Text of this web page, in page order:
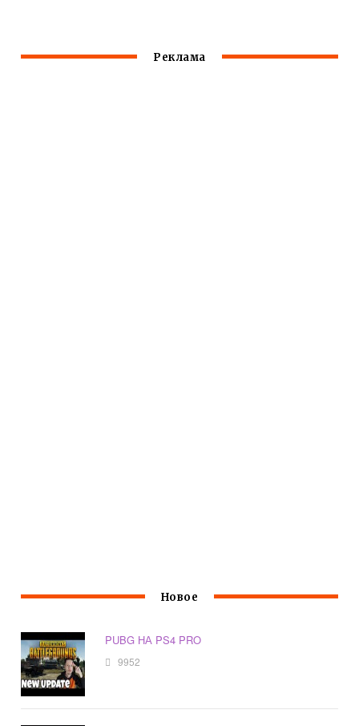
Реклама
Новое
PUBG НА PS4 PRO
9952